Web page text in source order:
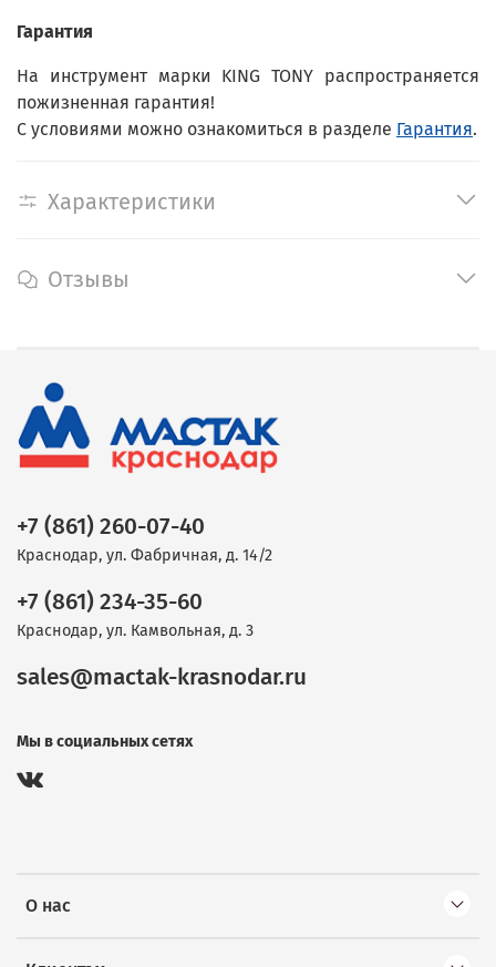
Гарантия
На инструмент марки KING TONY распространяется
пожизненная гарантия!
С условиями можно ознакомиться в разделе Гарантия.
Характеристики
Отзывы
О нас
+7 (861) 260-07-40
Краснодар, ул. Фабричная, д. 14/2
+7 (861) 234-35-60
Краснодар, ул. Камвольная, д. 3
sales@mactak-krasnodar.ru
Мы в социальных сетях